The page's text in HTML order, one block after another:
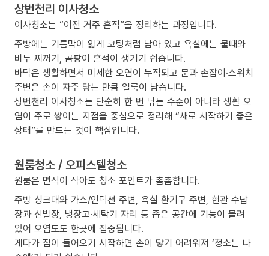
상번천리 이사청소
이사청소는 “이전 거주 흔적”을 정리하는 과정입니다.
주방에는 기름막이 얇게 코팅처럼 남아 있고 욕실에는 물때와
비누 찌꺼기, 곰팡이 흔적이 생기기 쉽습니다.
바닥은 생활하면서 미세한 오염이 누적되고 문과 손잡이·스위치
주변은 손이 자주 닿는 만큼 얼룩이 남습니다.
상번천리 이사청소는 단순히 한 번 닦는 수준이 아니라 생활 오
염이 주로 쌓이는 지점을 중심으로 정리해 “새로 시작하기 좋은
상태”를 만드는 것이 핵심입니다.
원룸청소 / 오피스텔청소
원룸은 면적이 작아도 청소 포인트가 촘촘합니다.
주방 싱크대와 가스/인덕션 주변, 욕실 환기구 주변, 현관 수납
장과 신발장, 냉장고·세탁기 자리 등 좁은 공간에 기능이 몰려
있어 오염도도 한곳에 집중됩니다.
게다가 짐이 들어오기 시작하면 손이 닿기 어려워져 ‘청소는 나